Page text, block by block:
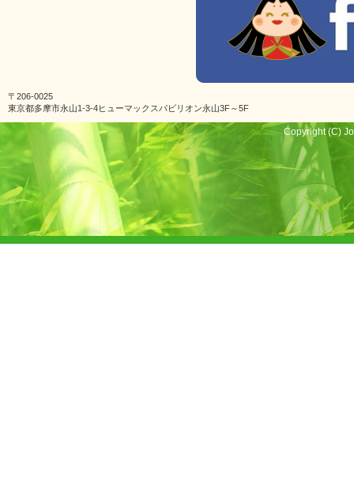
〒206-0025
東京都多摩市永山1-3-4ヒューマックスパビリオン永山3F～5F
Copyright (C)